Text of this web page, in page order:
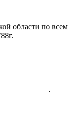
области по всем
.